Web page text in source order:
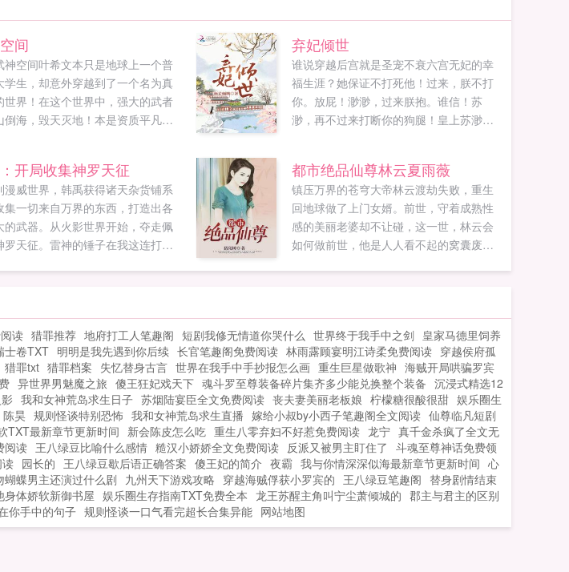
间
神空间叶希文本只是地球上一个普
学生，却意外穿越到了一个名为真
世界！在这个世界中，强大的武者
倒海，毁天灭地！本是资质平凡的
在神秘空间中推演，别人修行几十
只需要一年！只要有足够的灵石，
才在他的面前都是浮云！本书主群
弃妃倾世
谁说穿越后宫就是圣宠不衰六宫无妃的幸
福生涯？她保证不打死他！过来，朕不打
你。放屁！渺渺，过来朕抱。谁信！苏
渺，再不过来打断你的狗腿！皇上苏渺一
皇帝陛下身边，惹得众人纷纷嫉恨白眼，
直骂妖妃。可惜皇帝陛下不知怎的就宠上
了这个冷宫弃妃，明明一开始恨不得将她
千刀万剐，如今却大有昏聩独宠的意思。
前朝后宫无不盼着她失宠的那一天，可是
等着等着她似乎就此长盛不衰了！等他们
开局收集神罗天征
漫威世界，韩禹获得诸天杂货铺系
集一切来自万界的东西，打造出各
的武器。从火影世界开始，夺走佩
罗天征。雷神的锤子在我这连打铁
火都比不过吗，我也要异火！五代
手这就是牛符咒，这力量加成怕是
的地爆天星都能轻松捏碎！灭霸我
在这，从飞船上跳下去，也不可能
禹给我打造武器！韩老板，能不能
造一只手套，能控制无限宝石的那
都市绝品仙尊林云夏雨薇
镇压万界的苍穹大帝林云渡劫失败，重生
回地球做了上门女婿。前世，守着成熟性
感的美丽老婆却不让碰，这一世，林云会
如何做前世，他是人人看不起的窝囊废。
大应劫之人齐聚，他们能否力挽狂澜？...
读 猎罪推荐 地府打工人笔趣阁 短剧我修无情道你哭什么 世界终于我手中之剑 皇家马德里饲养
士卷TXT 明明是我先遇到你后续 长官笔趣阁免费阅读 林雨露顾宴明江诗柔免费阅读 穿越侯府孤
猎罪txt 猎罪档案 失忆替身古言 世界在我手中手抄报怎么画 重生巨星做歌神 海贼开局哄骗罗宾
异世界男魅魔之旅 傻王狂妃戏天下 魂斗罗至尊装备碎片集齐多少能兑换整个装备 沉浸式精选12
我和女神荒岛求生日子 苏烟陆宴臣全文免费阅读 丧夫妻美丽老板娘 柠檬糖很酸很甜 娱乐圈生
陈昊 规则怪谈特别恐怖 我和女神荒岛求生直播 嫁给小叔by小西子笔趣阁全文阅读 仙尊临凡短剧
TXT最新章节更新时间 新会陈皮怎么吃 重生八零弃妇不好惹免费阅读 龙宁 真千金杀疯了全文无
阅读 王八绿豆比喻什么感情 糙汉小娇娇全文免费阅读 反派又被男主盯住了 斗魂至尊神话免费领
园长的 王八绿豆歇后语正确答案 傻王妃的简介 夜霸 我与你情深深似海最新章节更新时间 心
蝴蝶男主还演过什么剧 九州天下游戏攻略 穿越海贼俘获小罗宾的 王八绿豆笔趣阁 替身剧情结束
身体娇软新御书屋 娱乐圈生存指南TXT免费全本 龙王苏醒主角叫宁尘萧倾城的 郡主与君主的区别
你手中的句子 规则怪谈一口气看完超长合集异能 网站地图